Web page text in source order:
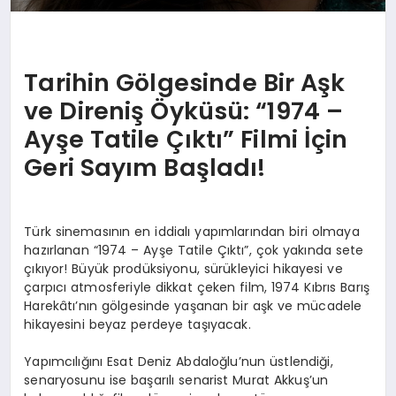
Tarihin Gölgesinde Bir Aşk
ve Direniş Öyküsü: “1974 –
Ayşe Tatile Çıktı” Filmi İçin
Geri Sayım Başladı!
Türk sinemasının en iddialı yapımlarından biri olmaya
hazırlanan “1974 – Ayşe Tatile Çıktı”, çok yakında sete
çıkıyor! Büyük prodüksiyonu, sürükleyici hikayesi ve
çarpıcı atmosferiyle dikkat çeken film, 1974 Kıbrıs Barış
Harekâtı’nın gölgesinde yaşanan bir aşk ve mücadele
hikayesini beyaz perdeye taşıyacak.
Yapımcılığını Esat Deniz Abdaloğlu’nun üstlendiği,
senaryosunu ise başarılı senarist Murat Akkuş’un